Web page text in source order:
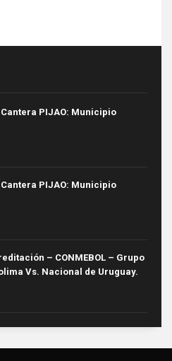
PIJAO: Municipio
PIJAO: Municipio
– CONMEBOL – Grupo
Vs. Nacional de Uruguay.